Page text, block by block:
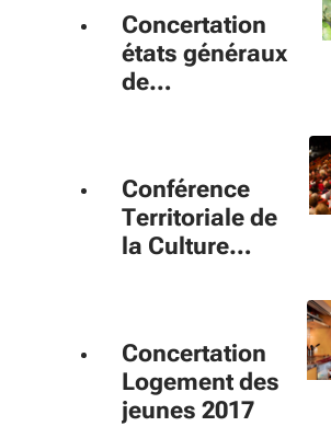
Concertation
états généraux
de
Conférence
Territoriale de
la Culture
Concertation
Logement des
jeunes 2017